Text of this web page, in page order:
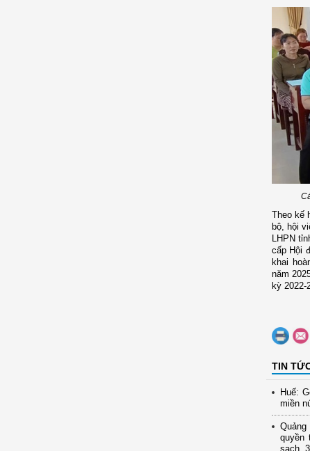
Theo kế
bộ, hội
LHPN
cấp Hội
khai
năm
kỳ
TIN
Huế:
miền
quyền
sạch,